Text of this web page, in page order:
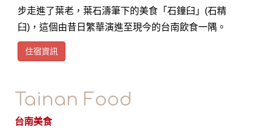
步走進了葉老，葉石濤筆下的美食「石鐘臼」(石精
臼)，這個由昔日繁華演進至現今的台南飲食一隅。
住宿資訊
Tainan Food
台南美食